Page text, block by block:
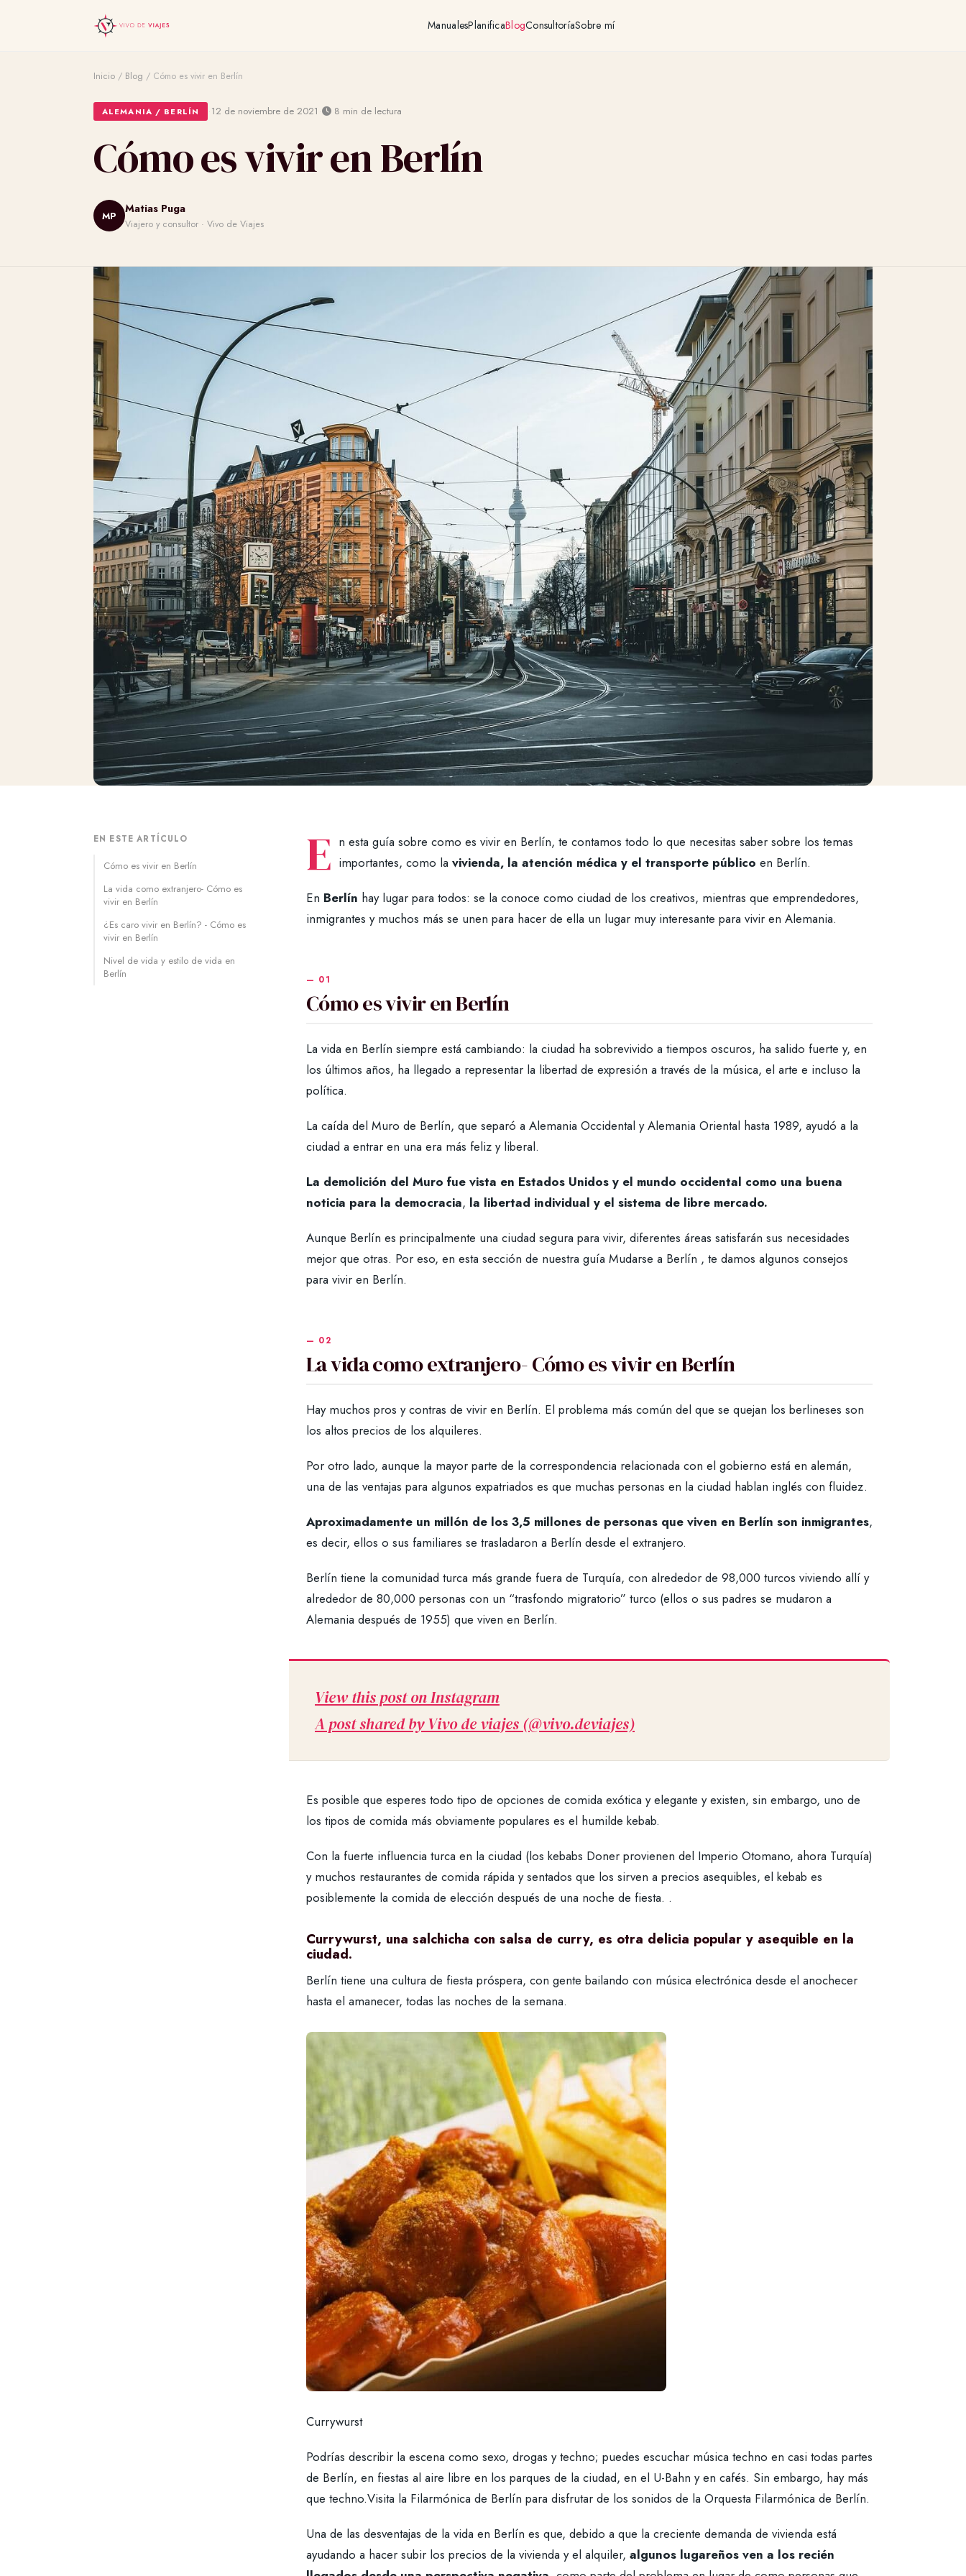
ManualesPlanificaBlogConsultoríaSobre mí
Inicio / Blog / Cómo es vivir en Berlín
ALEMANIA / BERLÍN ·12 de noviembre de 2021 · 8 min de lectura
Cómo es vivir en Berlín
MP
Matias Puga
Viajero y consultor · Vivo de Viajes
EN ESTE ARTÍCULO
Cómo es vivir en Berlín
La vida como extranjero- Cómo es
vivir en Berlín
¿Es caro vivir en Berlín? - Cómo es
vivir en Berlín
Nivel de vida y estilo de vida en
Berlín
E n esta guía sobre como es vivir en Berlín, te contamos todo lo que necesitas saber sobre los temas
importantes, como la vivienda, la atención médica y el transporte público en Berlín.
En Berlín hay lugar para todos: se la conoce como ciudad de los creativos, mientras que emprendedores,
inmigrantes y muchos más se unen para hacer de ella un lugar muy interesante para vivir en Alemania.
Cómo es vivir en Berlín
La vida en Berlín siempre está cambiando: la ciudad ha sobrevivido a tiempos oscuros, ha salido fuerte y, en
los últimos años, ha llegado a representar la libertad de expresión a través de la música, el arte e incluso la
política.
La caída del Muro de Berlín, que separó a Alemania Occidental y Alemania Oriental hasta 1989, ayudó a la
ciudad a entrar en una era más feliz y liberal.
La demolición del Muro fue vista en Estados Unidos y el mundo occidental como una buena
noticia para la democracia, la libertad individual y el sistema de libre mercado.
Aunque Berlín es principalmente una ciudad segura para vivir, diferentes áreas satisfarán sus necesidades
mejor que otras. Por eso, en esta sección de nuestra guía Mudarse a Berlín , te damos algunos consejos
para vivir en Berlín.
La vida como extranjero- Cómo es vivir en Berlín
Hay muchos pros y contras de vivir en Berlín. El problema más común del que se quejan los berlineses son
los altos precios de los alquileres.
Por otro lado, aunque la mayor parte de la correspondencia relacionada con el gobierno está en alemán,
una de las ventajas para algunos expatriados es que muchas personas en la ciudad hablan inglés con fluidez.
Aproximadamente un millón de los 3,5 millones de personas que viven en Berlín son inmigrantes,
es decir, ellos o sus familiares se trasladaron a Berlín desde el extranjero.
Berlín tiene la comunidad turca más grande fuera de Turquía, con alrededor de 98,000 turcos viviendo allí y
alrededor de 80,000 personas con un “trasfondo migratorio” turco (ellos o sus padres se mudaron a
Alemania después de 1955) que viven en Berlín.
View this post on Instagram
A post shared by Vivo de viajes (@vivo.deviajes)
Es posible que esperes todo tipo de opciones de comida exótica y elegante y existen, sin embargo, uno de
los tipos de comida más obviamente populares es el humilde kebab.
Con la fuerte influencia turca en la ciudad (los kebabs Doner provienen del Imperio Otomano, ahora Turquía)
y muchos restaurantes de comida rápida y sentados que los sirven a precios asequibles, el kebab es
posiblemente la comida de elección después de una noche de fiesta. .
Currywurst, una salchicha con salsa de curry, es otra delicia popular y asequible en la
ciudad.
Berlín tiene una cultura de fiesta próspera, con gente bailando con música electrónica desde el anochecer
hasta el amanecer, todas las noches de la semana.
Currywurst
Podrías describir la escena como sexo, drogas y techno; puedes escuchar música techno en casi todas partes
de Berlín, en fiestas al aire libre en los parques de la ciudad, en el U-Bahn y en cafés. Sin embargo, hay más
que techno.Visita la Filarmónica de Berlín para disfrutar de los sonidos de la Orquesta Filarmónica de Berlín.
Una de las desventajas de la vida en Berlín es que, debido a que la creciente demanda de vivienda está
ayudando a hacer subir los precios de la vivienda y el alquiler, algunos lugareños ven a los recién